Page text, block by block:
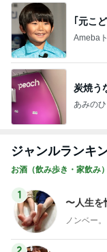
｢元こ
Ameba
炭焼う
あみの
ジャンルランキ
お酒（飲み歩き・家飲み）
1
〜人生を
ノンベー。